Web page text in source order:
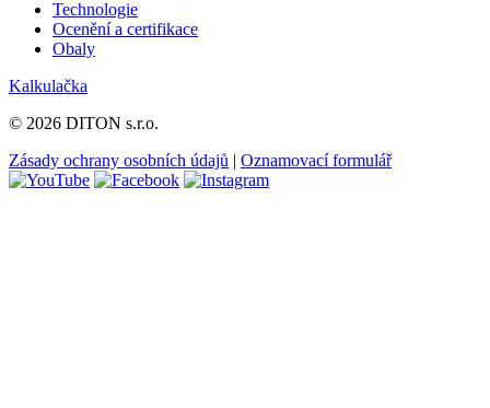
Technologie
Ocenění a certifikace
Obaly
Kalkulačka
© 2026 DITON s.r.o.
Zásady ochrany osobních údajů | Oznamovací formulář